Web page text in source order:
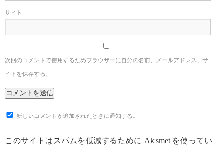
サイト
次回のコメントで使用するためブラウザーに自分の名前、メールアドレス、サ
イトを保存する。
新しいコメントが追加されたときに通知する。
このサイトはスパムを低減するために Akismet を使ってい